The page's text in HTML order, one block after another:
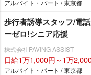
アルバイト・パート / 東京都
歩行者誘導スタッフ/電
ーゼロ!シニア応援
株式会社PAVING ASSIST
日給1万1,000円～1万
アルバイト・パート / 東京都